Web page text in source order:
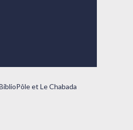
et Le Chabada